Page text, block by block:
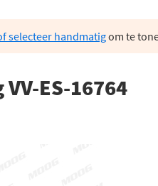
selecteer handmatigom te
ES-16764